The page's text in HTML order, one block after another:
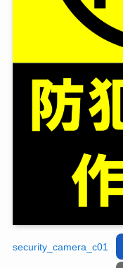
security_camera_c01